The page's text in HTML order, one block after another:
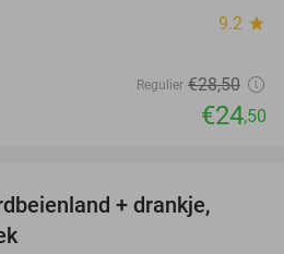
9.2 star
Regulier €28,50
€24,50
+ drankje,